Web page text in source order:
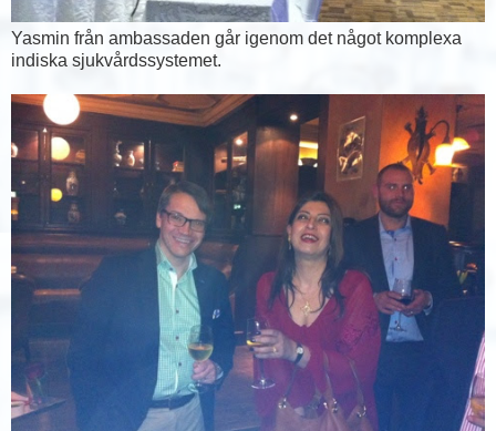
Yasmin från ambassaden går igenom det något komplexa
indiska sjukvårdssystemet.